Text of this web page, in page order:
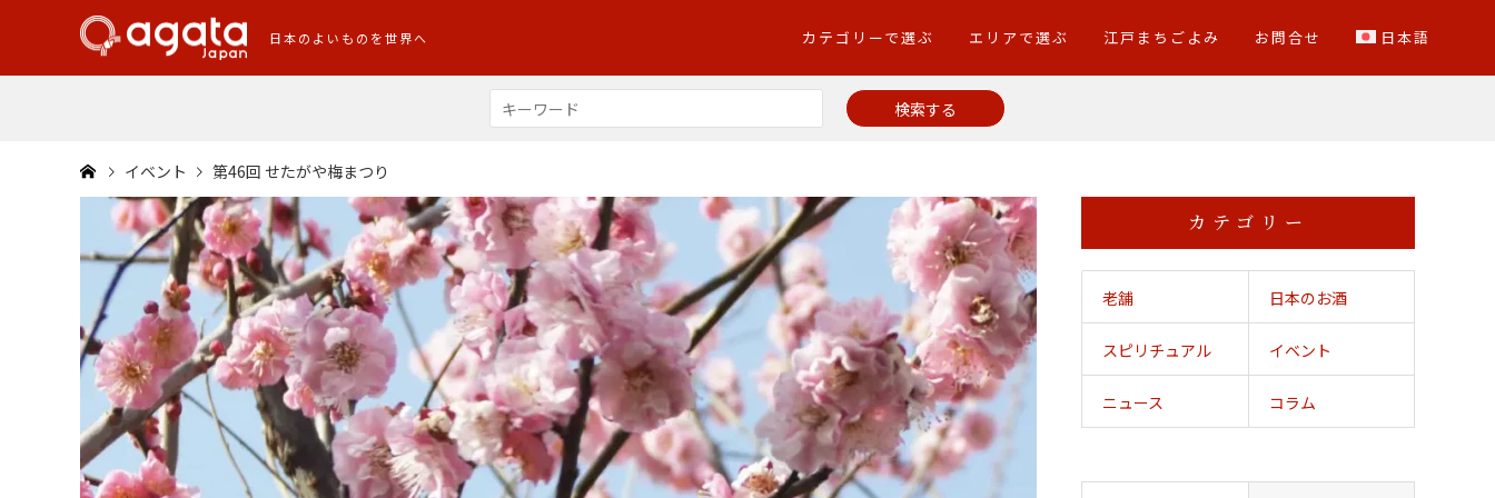
日本のよいものを世界へ カテゴリーで選ぶ エリアで選ぶ 江戸まちごよみ お問合せ 日本語
イベント 第46回 せたがや梅まつり
カテゴリー
老舗 日本のお酒
スピリチュアル イベント
ニュース コラム